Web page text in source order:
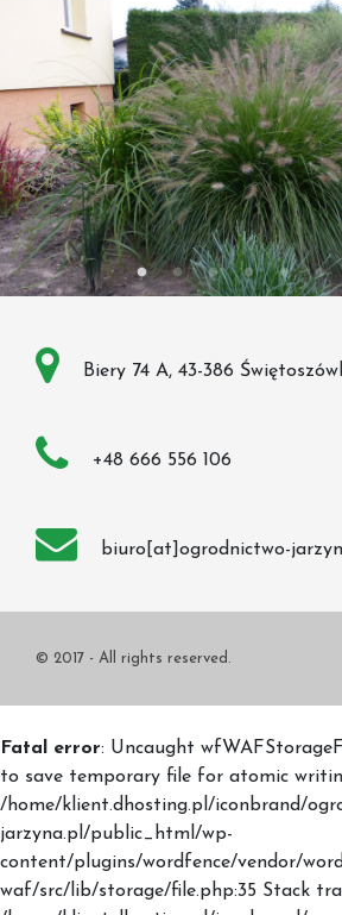
Biery 74 A, 43-386
+48 666 556 106
biuro[at]ogrodnictwo-
© 2017 - All rights reserved.
Fatal error: Uncaught
to save temporary file for atomic
/home/klient.dhosting.pl/iconbrand/
jarzyna.pl/public_html/wp-
content/plugins/wordfence/vendor/
waf/src/lib/storage/file.php:35 Stack